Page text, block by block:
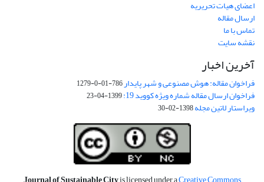
اعضای هیات تحریریه
ارسال مقاله
تماس با ما
نقشه سایت
آخرین اخبار
فراخوان مقاله: هوش مصنوعی و شهر پایدار786-01-0-1279
فراخوان ارسال مقاله شماره ویژه کووید 19: 1399-04-23
ویراستار لاتین مجله1398-02-30